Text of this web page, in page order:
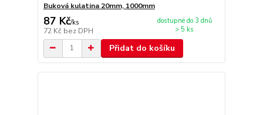
Buková kulatina 20mm, 1000mm
87 Kč/ks
72 Kč bez DPH
dostupné do 3 dnů
> 5 ks
Přidat do košíku